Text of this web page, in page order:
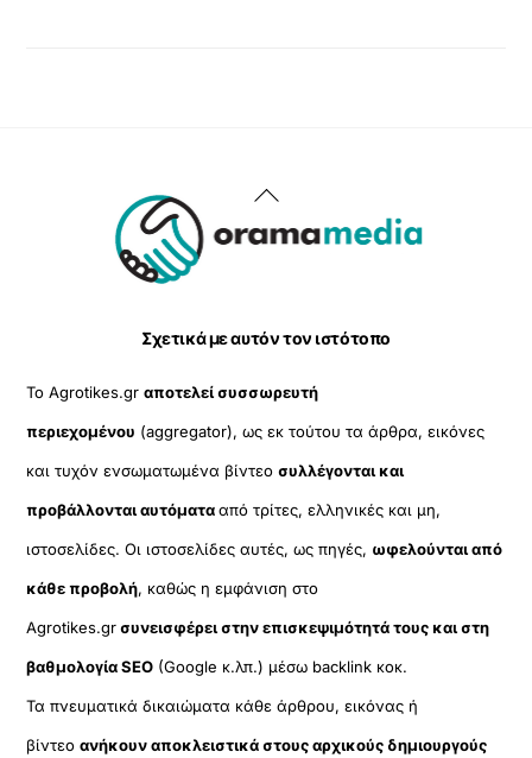
Back
To
Σχετικά με αυτόν τον ιστότοπο
Το Agrotikes.grαποτελεί συσσωρευτή
περιεχομένου (aggregator), ως εκ τούτου τα άρθρα, εικόνες
και τυχόν ενσωματωμένα βίντεοσυλλέγονται και
προβάλλονται αυτόματααπό τρίτες, ελληνικές και μη,
ιστοσελίδες. Οι ιστοσελίδες αυτές, ως πηγές, ωφελούνται από
κάθε προβολή, καθώς η εμφάνιση στο
Agrotikes.grσυνεισφέρει στην επισκεψιμότητά τους και στη
βαθμολογία SEO (Google κ.λπ.) μέσω backlink κοκ.
Τα πνευματικά δικαιώματα κάθε άρθρου, εικόνας ή
βίντεοανήκουν αποκλειστικά στους αρχικούς δημιουργούς